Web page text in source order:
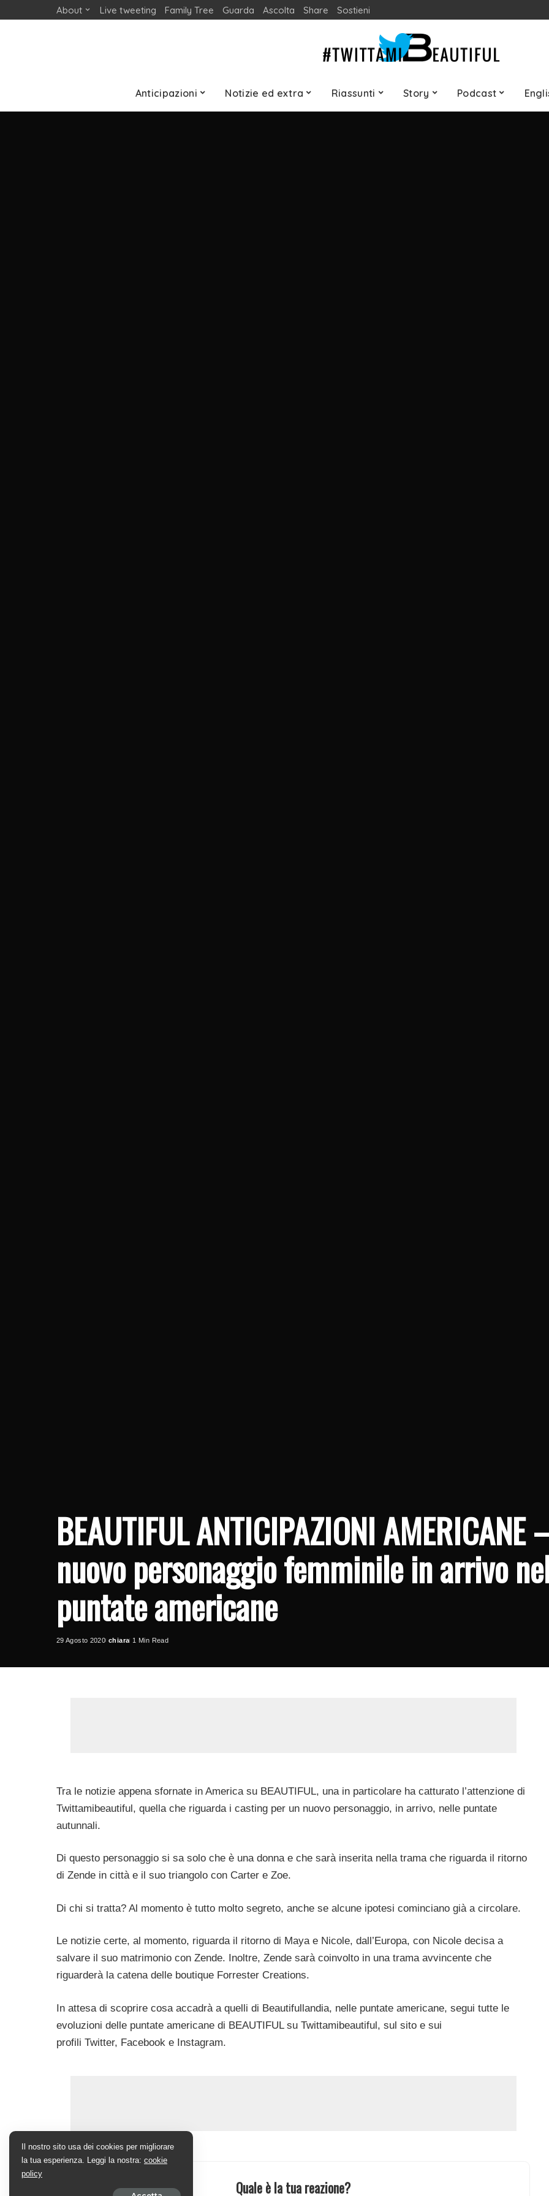
About Live tweeting Family Tree Guarda Ascolta Share Sostieni
Anticipazioni Notizie ed extra Riassunti Story Podcast
BEAUTIFUL ANTICIPAZIONI AMERICANE
nuovo personaggio femminile in arrivo
puntate americane
29 Agosto 2020
Posted
chiara 1 Min Read
Tra le notizie appena sfornate in America su BEAUTIFUL, una in particolare ha catturato l’attenzione di
Twittamibeautiful, quella che riguarda i casting per un nuovo personaggio, in arrivo, nelle puntate
autunnali.
Di questo personaggio si sa solo che è una donna e che sarà inserita nella trama che riguarda il ritorno
di Zende in città e il suo triangolo con Carter e Zoe.
Di chi si tratta? Al momento è tutto molto segreto, anche se alcune ipotesi cominciano già a circolare.
Le notizie certe, al momento, riguarda il ritorno di Maya e Nicole, dall’Europa, con Nicole decisa a
salvare il suo matrimonio con Zende. Inoltre, Zende sarà coinvolto in una trama avvincente che
riguarderà la catena delle boutique Forrester Creations.
In attesa di scoprire cosa accadrà a quelli di Beautifullandia, nelle puntate americane, segui tutte le
evoluzioni delle puntate americane di BEAUTIFUL su Twittamibeautiful, sul sito e sui
profili Twitter, Facebook e Instagram.
Quale è la tua reazione?
Il nostro sito usa dei cookies per migliorare
la tua esperienza. Leggi la nostra: cookie
policy